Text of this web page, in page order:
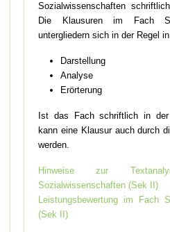
Sozialwissenschaften
Die Klausuren im Fach
untergliedern sich in der Regel
Darstellung
Analyse
Erörterung
Ist das Fach schriftlich in
kann eine Klausur auch durch
werden.
Hinweise zur
Sozialwissenschaften (Sek II)
Leistungsbewertung im Fach
(Sek II)